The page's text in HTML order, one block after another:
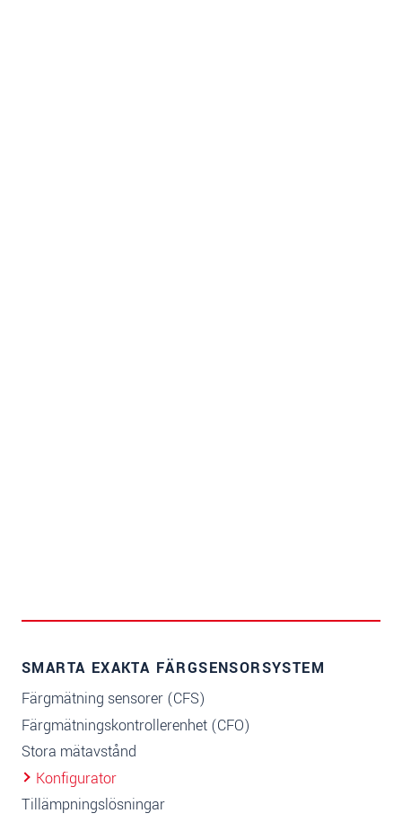
SMARTA EXAKTA FÄRGSENSORSYSTEM
Färgmätning sensorer (CFS)
Färgmätningskontrollerenhet (CFO)
Stora mätavstånd
Konfigurator
Tillämpningslösningar